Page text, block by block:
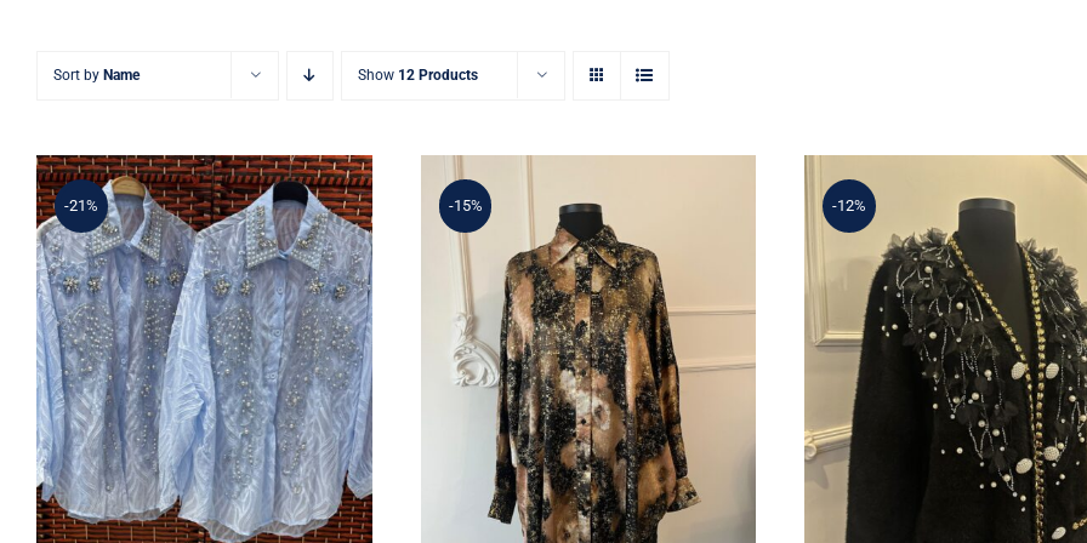
Sort by Name Show 12 Products
-21%
Açık Mavi Taş ve İnci
İşlemeli Organze Gömlek
– İthal A Kalite
-15%
Alina Tunik
-12%
Angora Hırka